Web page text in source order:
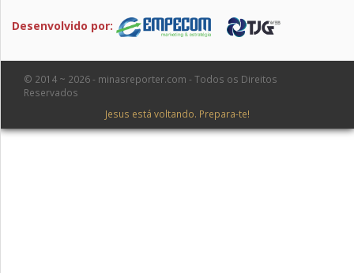
Desenvolvido por:
© 2014 ~ 2026 - minasreporter.com - Todos os Direitos
Reservados
Jesus está voltando. Prepara-te!